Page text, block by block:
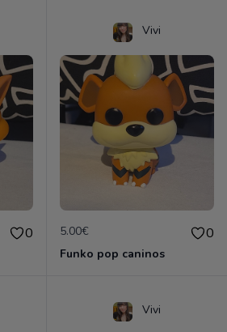
0
Vivi
5.00€ 0
Funko pop caninos
Vivi